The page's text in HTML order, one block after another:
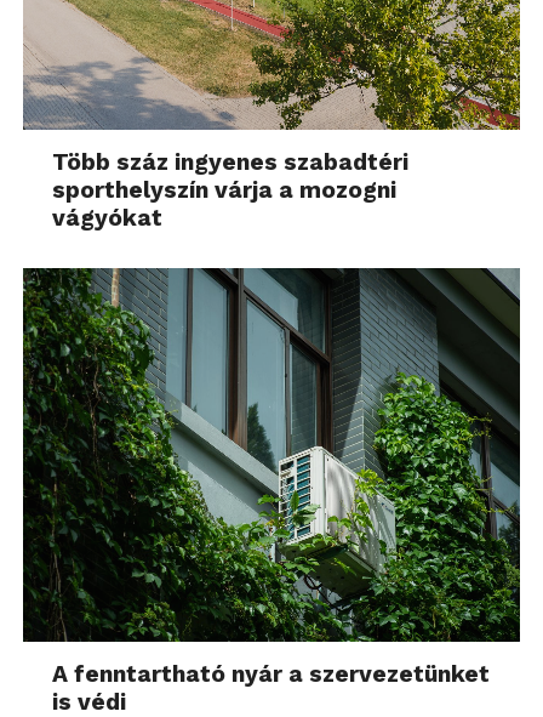
Több száz ingyenes szabadtéri
sporthelyszín várja a mozogni
vágyókat
A fenntartható nyár a szervezetünket
is védi